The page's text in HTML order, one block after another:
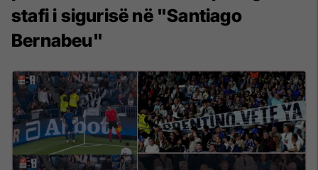
stafi i sigurisë në "Santiago
Bernabeu"